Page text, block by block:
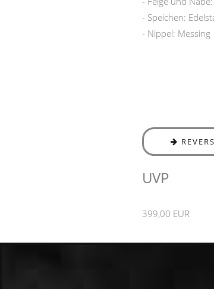
- Speichen:
- Nippel: Messing
UVP
399,00 EUR